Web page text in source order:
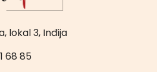
lokal 3, Inđija
68 85